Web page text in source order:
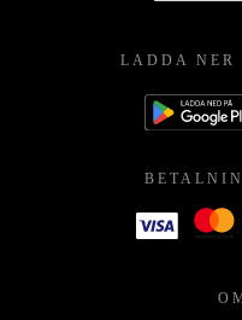
LADDA NER